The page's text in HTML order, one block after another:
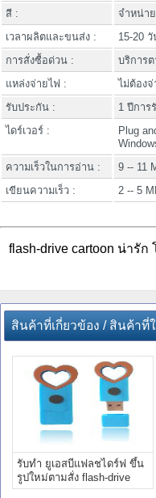
สี :
จำหน่า
เวลาผลิตและขนส่ง :
15-20 วั
การสั่งซื้อด่วน :
บริการ
แหล่งจ่ายไฟ :
ไม่ต้อง
รับประกัน :
1 ปีการ
ไดร์เวอร์ :
Plug
ความเร็วในการอ่าน :
9 -- 11
เขียนความเร็ว :
2 -- 5
flash-drive cartoon น่ารั
สินค้าที่เกี่ยวข้อง / สินค้าที่ใ
รับทำ ยูเอสบีแฟลชไดร์ฟ ขึ้น
รูปใหม่ตามสั่ง flash-drive
แฟนซี แปลกๆ